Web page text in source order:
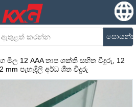
12 AAA තාප ශක්ති සහිත වීදුරු, 12
පැහැදිලි අර්ධ ශීත වීදුරු